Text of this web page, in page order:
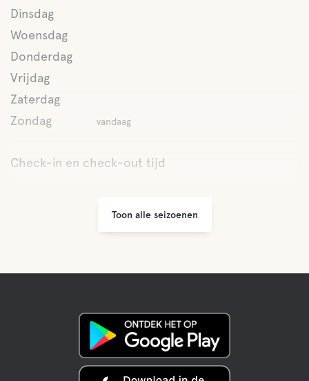
Dinsdag
Woensdag
Donderdag
Vrijdag
Zaterdag
Zondag
vandaag
Check-in en check-out tijd
Toon alle seizoenen